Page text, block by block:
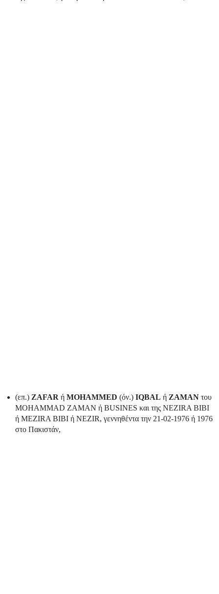
(επ.) ZAFAR ή MOHAMMED (όν.) IQBAL ή ZAMAN του
MOHAMMAD ZAMAN ή BUSINES και της NEZIRA BIBI
ή MEZIRA BIBI ή NEZIR, γεννηθέντα την 21-02-1976 ή 1976
στο Πακιστάν,